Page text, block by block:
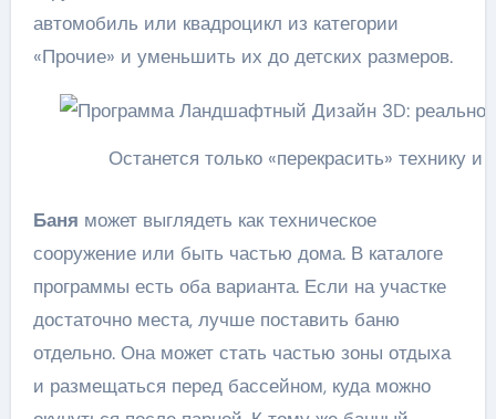
автомобиль или квадроцикл из категории
«Прочие» и уменьшить их до детских размеров.
Останется только «перекрасить» технику
Баня может выглядеть как техническое
сооружение или быть частью дома. В каталоге
программы есть оба варианта. Если на участке
достаточно места, лучше поставить баню
отдельно. Она может стать частью зоны отдыха
и размещаться перед бассейном, куда можно